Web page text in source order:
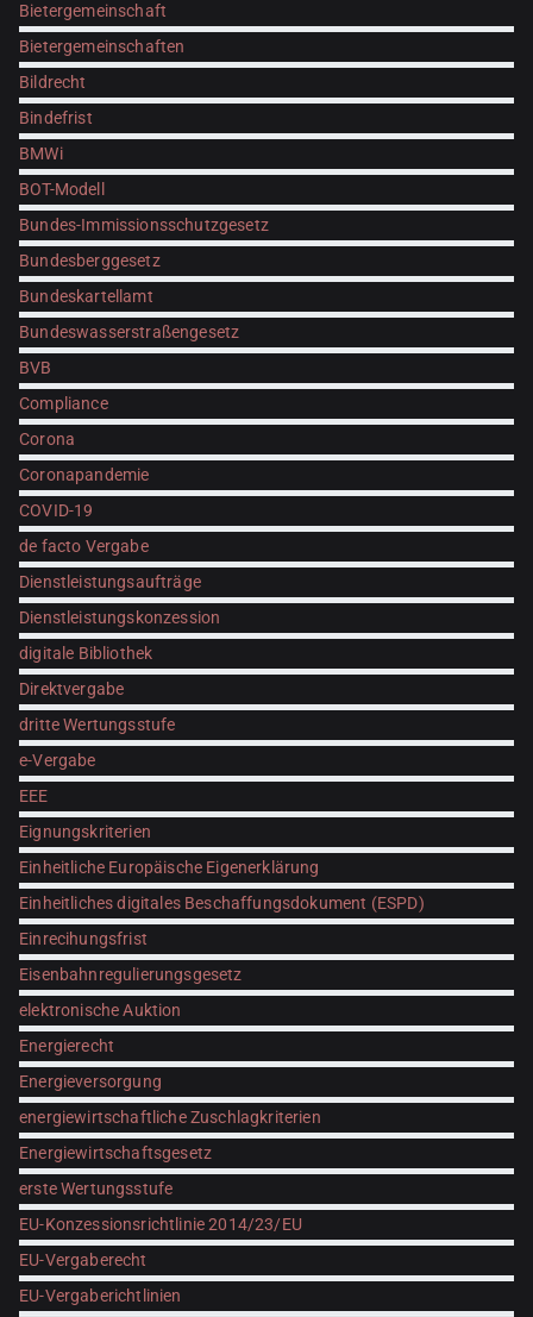
Bietergemeinschaft
Bietergemeinschaften
Bildrecht
Bindefrist
BMWi
BOT-Modell
Bundes-Immissionsschutzgesetz
Bundesberggesetz
Bundeskartellamt
Bundeswasserstraßengesetz
BVB
Compliance
Corona
Coronapandemie
COVID-19
de facto Vergabe
Dienstleistungsaufträge
Dienstleistungskonzession
digitale Bibliothek
Direktvergabe
dritte Wertungsstufe
e-Vergabe
EEE
Eignungskriterien
Einheitliche Europäische Eigenerklärung
Einheitliches digitales Beschaffungsdokument (ESPD)
Einrecihungsfrist
Eisenbahnregulierungsgesetz
elektronische Auktion
Energierecht
Energieversorgung
energiewirtschaftliche Zuschlagkriterien
Energiewirtschaftsgesetz
erste Wertungsstufe
EU-Konzessionsrichtlinie 2014/23/EU
EU-Vergaberecht
EU-Vergaberichtlinien